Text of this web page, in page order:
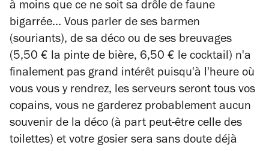
à moins que ce ne soit sa drôle de faune
bigarrée... Vous parler de ses barmen
(souriants), de sa déco ou de ses breuvages
(5,50 € la pinte de bière, 6,50 € le cocktail) n'a
finalement pas grand intérêt puisqu'à l'heure où
vous vous y rendrez, les serveurs seront tous vos
copains, vous ne garderez probablement aucun
souvenir de la déco (à part peut-être celle des
toilettes) et votre gosier sera sans doute déjà